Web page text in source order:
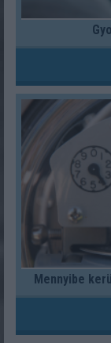
Mennyibe